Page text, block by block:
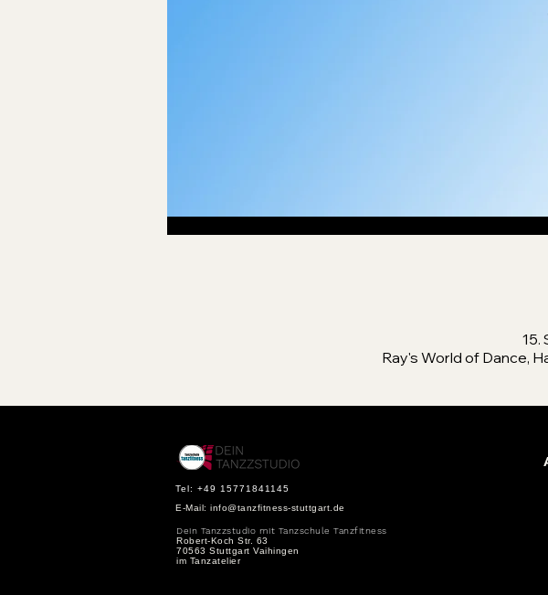
15.
Ray's World of Dance,
Tel: +49 15771841145
E-Mail: info@tanzfitness-stuttgart.de
Dein Tanzzstudio mit Tanzschule Tanzfitness
Robert-Koch Str. 63
70563 Stuttgart Vaihingen
im Tanzatelier